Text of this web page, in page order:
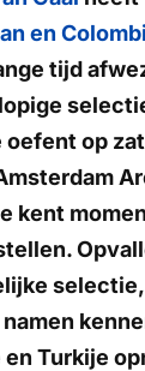
en
tijd
oefent op
kent
Turkije